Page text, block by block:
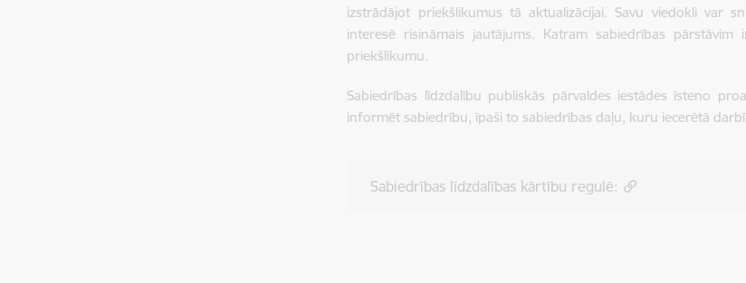
izstrādājot priekšlikumus tā aktualizācijai. Savu viedokli var
interesē risināmais jautājums. Katram sabiedrības
priekšlikumu.
Sabiedrības līdzdalību publiskās pārvaldes iestādes īsteno
informēt sabiedrību, īpaši to sabiedrības daļu, kuru iecerētā
Sabiedrības līdzdalības kārtību regulē: